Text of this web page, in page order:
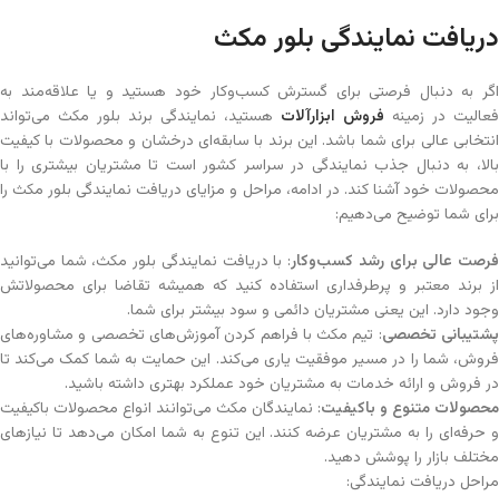
دریافت نمایندگی بلور مکث
اگر به دنبال فرصتی برای گسترش کسب‌وکار خود هستید و یا علاقه‌مند به
فعالیت در زمینه فروش ابزارآلات هستید، نمایندگی برند بلور مکث می‌تواند
انتخابی عالی برای شما باشد. این برند با سابقه‌ای درخشان و محصولات با کیفیت
بالا، به دنبال جذب نمایندگی در سراسر کشور است تا مشتریان بیشتری را با
محصولات خود آشنا کند. در ادامه، مراحل و مزایای دریافت نمایندگی بلور مکث را
برای شما توضیح می‌دهیم:
فرصت عالی برای رشد کسب‌وکار: با دریافت نمایندگی بلور مکث، شما می‌توانید
از برند معتبر و پرطرفداری استفاده کنید که همیشه تقاضا برای محصولاتش
وجود دارد. این یعنی مشتریان دائمی و سود بیشتر برای شما.
پشتیبانی تخصصی: تیم مکث با فراهم کردن آموزش‌های تخصصی و مشاوره‌های
فروش، شما را در مسیر موفقیت یاری می‌کند. این حمایت به شما کمک می‌کند تا
در فروش و ارائه خدمات به مشتریان خود عملکرد بهتری داشته باشید.
محصولات متنوع و باکیفیت: نمایندگان مکث می‌توانند انواع محصولات باکیفیت
و حرفه‌ای را به مشتریان عرضه کنند. این تنوع به شما امکان می‌دهد تا نیازهای
مختلف بازار را پوشش دهید.
مراحل دریافت نمایندگی: